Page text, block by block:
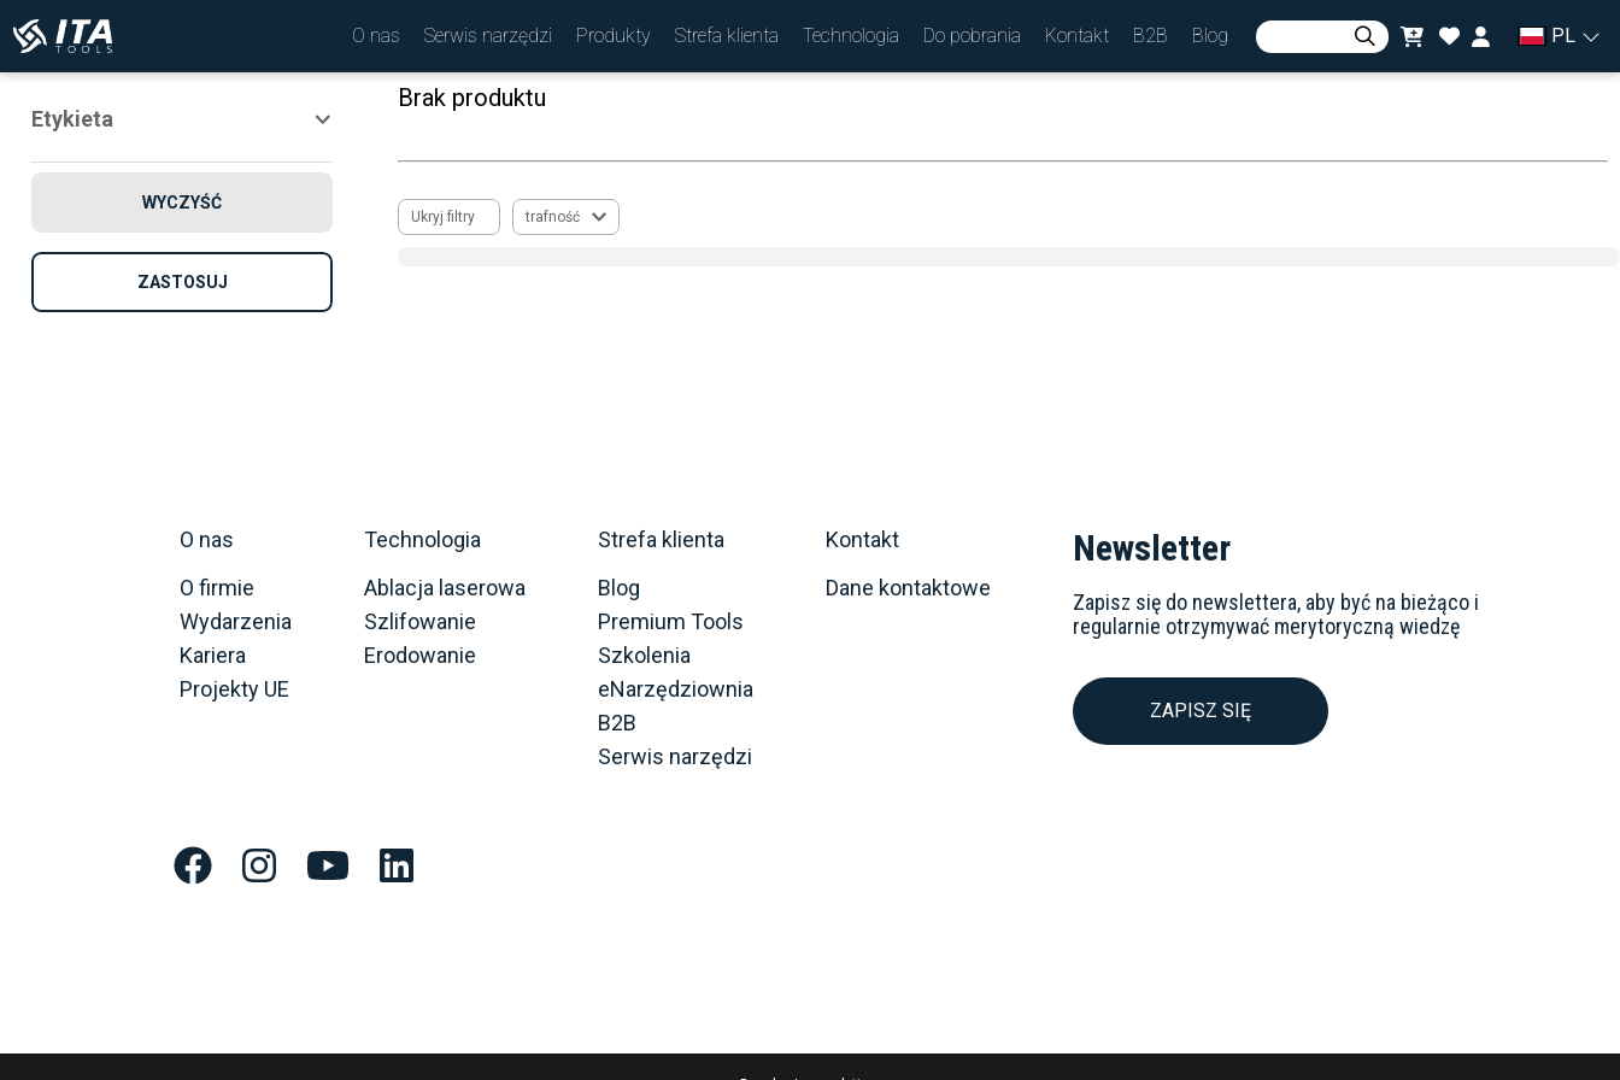
O nas Serwis narzędzi Produkty Strefa klienta Technologia Do pobrania Kontakt B2B Blog PL
Etykieta
Nowość
WYCZYŚĆ
ZASTOSUJ
Brak produktu
Ukryj filtry trafność
O nas
O firmie
Wydarzenia
Kariera
Projekty UE
Technologia
Ablacja laserowa
Szlifowanie
Erodowanie
Strefa klienta
Blog
Premium Tools
Szkolenia
eNarzędziownia
B2B
Serwis narzędzi
Kontakt
Dane kontaktowe
Newsletter
Zapisz się do newslettera, aby być na bieżąco i
regularnie otrzymywać merytoryczną wiedzę
ZAPISZ SIĘ